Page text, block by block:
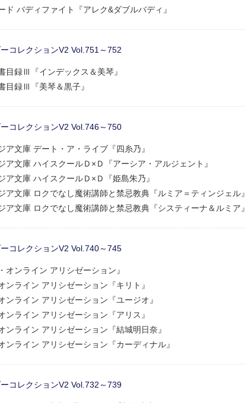
ド バディファイト『アレク&ダブルバディ』
コレクションV2 Vol.751～752
目録Ⅲ『インデックス＆美琴』
目録Ⅲ『美琴＆黒子』
コレクションV2 Vol.746～750
ア文庫 デート・ア・ライブ『四糸乃』
ア文庫 ハイスクールＤ×Ｄ『アーシア・アルジェント』
ア文庫 ハイスクールＤ×Ｄ『姫島朱乃』
ア文庫 ロクでなし魔術講師と禁忌教典『ルミア＝ティンジェル』
ア文庫 ロクでなし魔術講師と禁忌教典『システィーナ＆ルミア』
コレクションV2 Vol.740～745
オンライン アリシゼーション』
ンライン アリシゼーション『キリト』
ンライン アリシゼーション『ユージオ』
ンライン アリシゼーション『アリス』
ンライン アリシゼーション『結城明日奈』
ンライン アリシゼーション『カーディナル』
コレクションV2 Vol.732～739